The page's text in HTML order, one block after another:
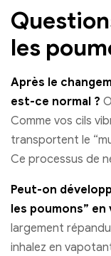
les
Après le
est-ce normal ?
Comme vos cils
transportent le
Ce processus de
Peut-on
les poumons”
largement
inhalez en